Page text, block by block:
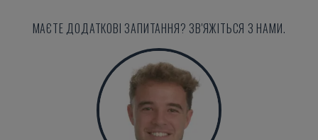
МАЄТЕ ДОДАТКОВІ ЗАПИТАННЯ? ЗВ'ЯЖІТЬСЯ З НАМИ.